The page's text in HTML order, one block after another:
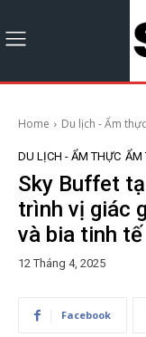
Home Du lịch - Ẩm thực
DU LỊCH - ẨM THỰC ẨM
Sky Buffet
trình vị giác
và bia tinh tế
12 Tháng 4, 2025
Facebook